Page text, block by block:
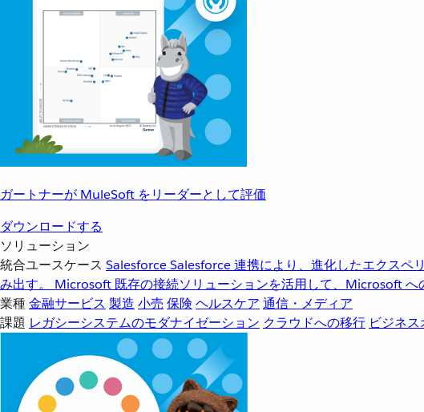
ガートナーが MuleSoft をリーダーとして評価
ダウンロードする
ソリューション
統合ユースケース SalesforceSalesforce 連携により、進化したエクスペ
み出す。
Microsoft 既存の接続ソリューションを活用して、Microsoft へ
業種金融サービス 製造 小売 保険 ヘルスケア 通信・メディア
課題 レガシーシステムのモダナイゼーション クラウドへの移行 ビジネ